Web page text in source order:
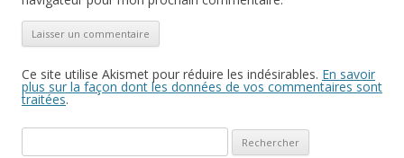
Ce site utilise Akismet pour réduire les indésirables. En savoir
plus sur la façon dont les données de vos commentaires sont
traitées.